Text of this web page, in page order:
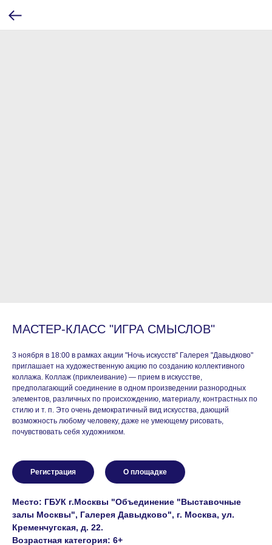
МАСТЕР-КЛАСС "ИГРА СМЫСЛОВ"
3 ноября в 18:00 в рамках акции "Ночь искусств" Галерея "Давыдково"
приглашает на художественную акцию по созданию коллективного
коллажа. Коллаж (приклеивание) — прием в искусстве,
предполагающий соединение в одном произведении разнородных
элементов, различных по происхождению, материалу, контрастных по
стилю и т. п. Это очень демократичный вид искусства, дающий
возможность любому человеку, даже не умеющему рисовать,
почувствовать себя художником.
Регистрация О площадке
Место: ГБУК г.Москвы "Объединение "Выставочные
залы Москвы", Галерея Давыдково", г. Москва, ул.
Кременчугская, д. 22.
Возрастная категория: 6+